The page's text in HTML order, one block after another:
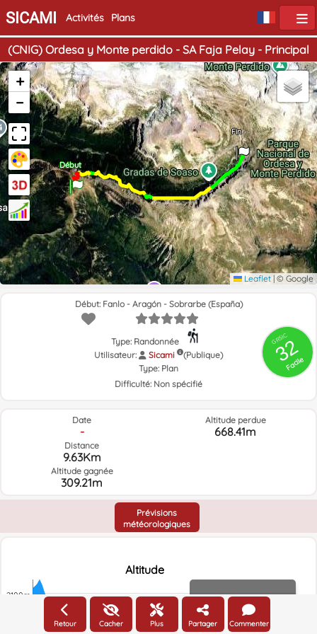
SICAMI Activités Plans
(CNIG) Ordesa y Monte perdido - SA Faja Pelay - Principal
Début
Fin
+
−
Leaflet | © Google
GRSIC
32
Facile
Début: Fanlo - Aragón - Sobrarbe (España)
Type: Randonnée
Utilisateur:
Sicami
(Publique)
Type: Plan
Difficulté: Non spécifié
Date
-
Distance
9.63Km
Altitude gagnée
309.21m
Altitude perdue
668.41m
Prévisions
météorologiques
Altitude
Altitude
2100m
Retour Cacher Plus Partager Commenter